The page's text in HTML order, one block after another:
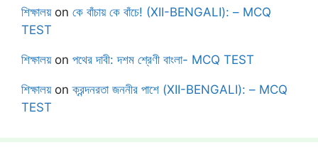
শিক্ষালয়on কে বাঁচায় কে বাঁচে! (XII-BENGALI): – MCQ
TEST
শিক্ষালয়on পথের দাবী: দশম শ্রেণী বাংলা- MCQ TEST
শিক্ষালয়onক্রন্দনরতা জননীর পাশে (XII-BENGALI): – MCQ
TEST